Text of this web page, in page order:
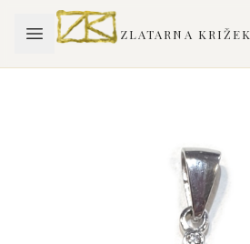
ZLATARNA KRIŽEK